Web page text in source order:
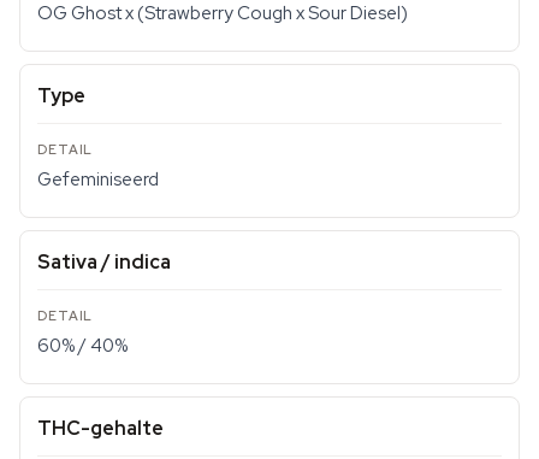
OG Ghost x (Strawberry Cough x Sour Diesel)
Type
Gefeminiseerd
Sativa / indica
60% / 40%
THC-gehalte